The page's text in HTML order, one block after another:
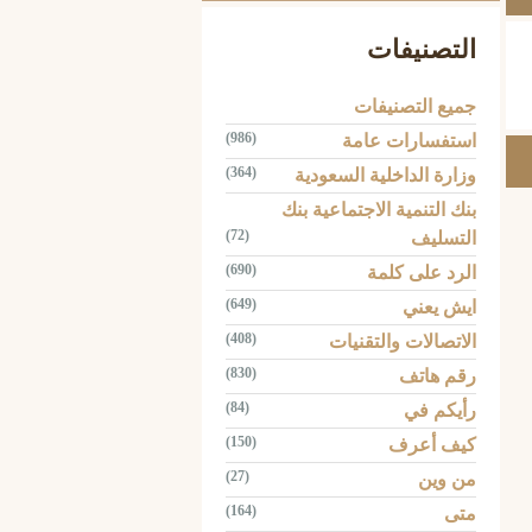
التصنيفات
جميع التصنيفات
استفسارات عامة
(986)
وزارة الداخلية السعودية (364)
بنك التنمية الاجتماعية بنك
التسليف
(72)
الرد على كلمة (690)
ايش يعني (649)
الاتصالات والتقنيات (408)
رقم هاتف (830)
رأيكم في (84)
كيف أعرف (150)
من وين (27)
متى (164)